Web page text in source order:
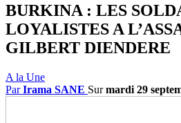
BURKINA : LES
LOYALISTES A
GILBERT DIENDERE
A la Une
ParIrama SANE Surmardi 29